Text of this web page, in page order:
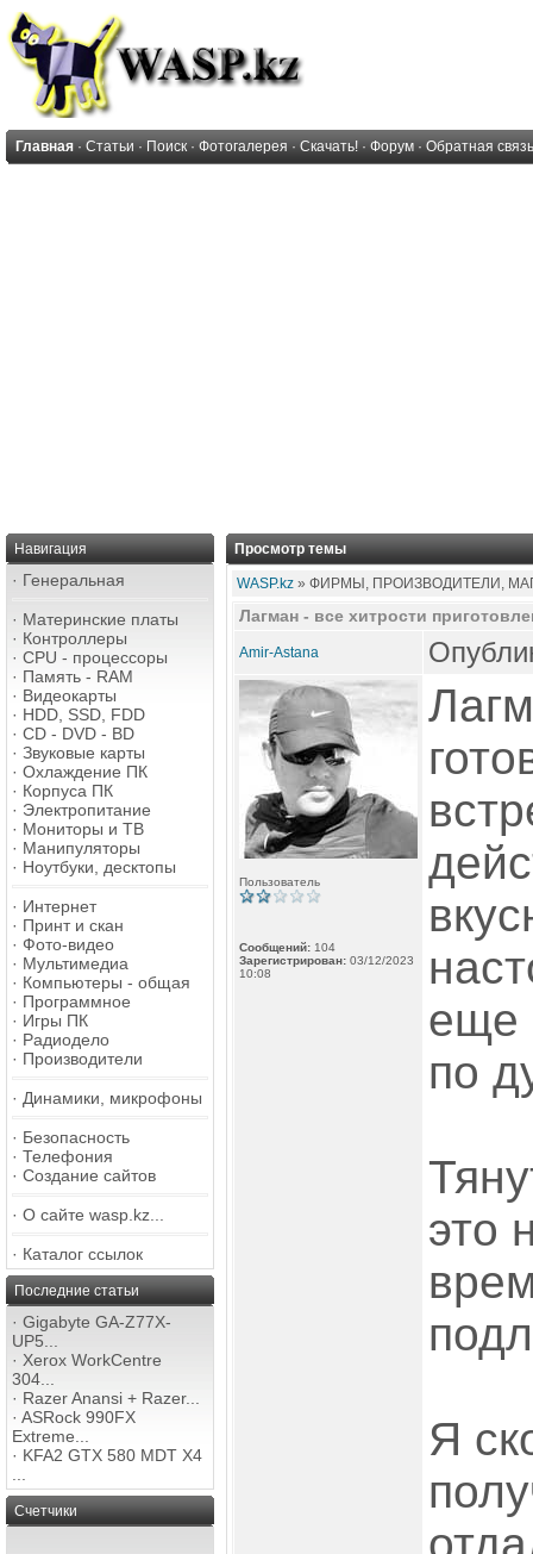
Главная · Статьи · Поиск · Фотогалерея · Скачать! · Форум · Обратная связь
Навигация
· Генеральная
· Материнские платы
· Контроллеры
· CPU - процессоры
· Память - RAM
· Видеокарты
· HDD, SSD, FDD
· CD - DVD - BD
· Звуковые карты
· Охлаждение ПК
· Корпуса ПК
· Электропитание
· Мониторы и ТВ
· Манипуляторы
· Ноутбуки, десктопы
· Интернет
· Принт и скан
· Фото-видео
· Мультимедиа
· Компьютеры - общая
· Программное
· Игры ПК
· Радиодело
· Производители
· Динамики, микрофоны
· Безопасность
· Телефония
· Создание сайтов
· О сайте wasp.kz...
· Каталог ссылок
Последние статьи
· Gigabyte GA-Z77X-
UP5...
· Xerox WorkCentre
304...
· Razer Anansi + Razer...
· ASRock 990FX
Extreme...
· KFA2 GTX 580 MDT X4
Счетчики
Просмотр темы
WASP.kz » ФИРМЫ, ПРОИЗВОДИТЕЛИ,
Лагман - все хитрости
Amir-Astana
Пользователь
Сообщений: 104
Зарегистрирован: 03/12/2023
10:08
еще
по
это
Я